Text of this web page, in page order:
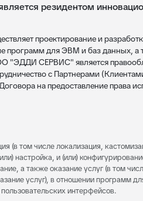
резидентом
проектирование и
программ для ЭВМ и баз данных, а
"ЭДДИ СЕРВИС" является
с Партнерами
на предоставление права
(в том числе локализация,
настройка, и (или)
а также оказание услуг (в том
услуг), в отношении программ
интерфейсов.